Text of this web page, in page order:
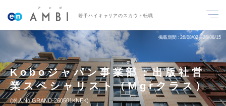
若手ハイキャリアのスカウト転職
掲載期間 26/08/02～26/08/15
Koboジャパン事業部：出版社営
業スペシャリスト（Mgrクラス）
求人No.GRAND-260501KNEK